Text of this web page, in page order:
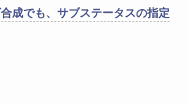
成でも、サブステータスの指定